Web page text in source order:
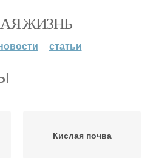
ЖИЗНЬ
статьи
Кислая почва